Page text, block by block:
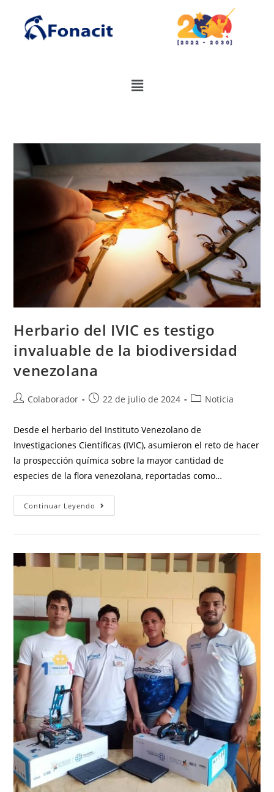
Herbario del IVIC es testigo
invaluable de la biodiversidad
venezolana
Colaborador 22 de julio de 2024 Noticia
Desde el herbario del Instituto Venezolano de
Investigaciones Científicas (IVIC), asumieron el reto de hacer
la prospección química sobre la mayor cantidad de
especies de la flora venezolana, reportadas como…
Continuar Leyendo